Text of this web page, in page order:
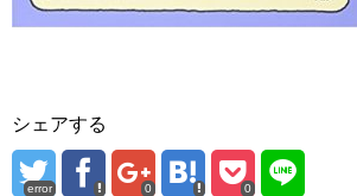
シェアする
error 0 0